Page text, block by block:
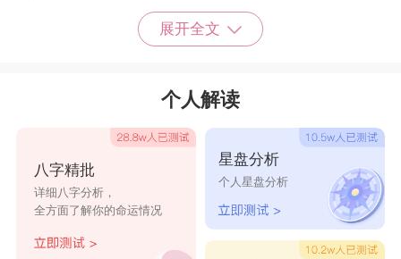
林：双木为林，是木字旁的字，笔画简单，仅8
画，表示女孩生命力旺盛，精神饱满，斗志昂扬，
名字是一二声相结合，读音雅致好听;曦，多指造
成的太阳或阳光，寓意着光明、光辉和乐观开朗的
性格。
(梦泽)mèng、zé
梦的偏旁是木，上半部分有两个木字，一般用来表
展开全文
个人解读
八字精批
详细八字分析，
全方面了解你的命运情况
星盘分析
个人星盘分析